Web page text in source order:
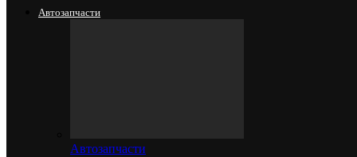
Автозапчасти
Автозапчасти